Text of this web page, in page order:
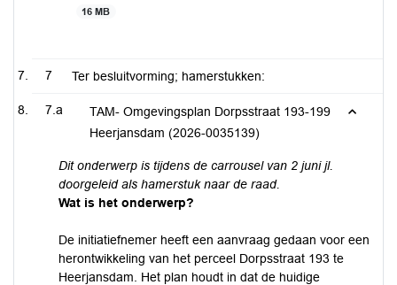
16 MB
7 Ter besluitvorming; hamerstukken:
7.a
TAM- Omgevingsplan Dorpsstraat 193-199
Heerjansdam (2026-0035139)
Dit onderwerp is tijdens de carrousel van 2 juni jl.
doorgeleid als hamerstuk naar de raad.
Wat is het onderwerp?
De initiatiefnemer heeft een aanvraag gedaan voor een
herontwikkeling van het perceel Dorpsstraat 193 te
Heerjansdam. Het plan houdt in dat de huidige